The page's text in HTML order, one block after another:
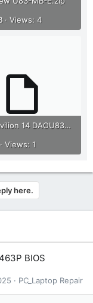
· Views: 4
BIOS Pavilion 14 DAOU83MB6E0 REV-E UMA.zip
Views: 1
here.
BIOS
PC_Laptop Repair